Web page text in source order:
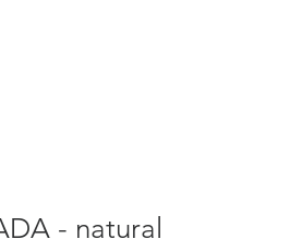
- natural